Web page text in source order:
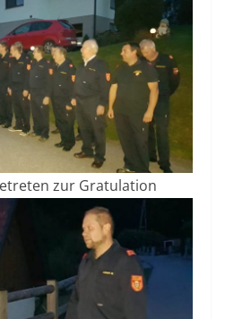
zur Gratulation